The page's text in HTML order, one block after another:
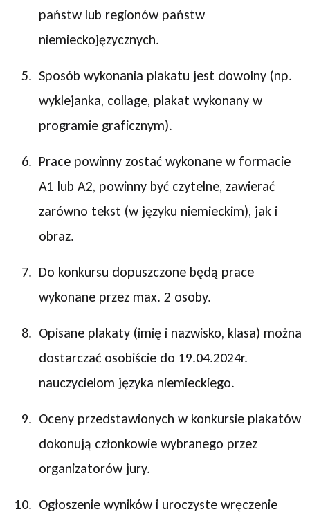
państw lub regionów państw
niemieckojęzycznych.
Sposób wykonania plakatu jest dowolny (np.
wyklejanka, collage, plakat wykonany w
programie graficznym).
Prace powinny zostać wykonane w formacie
A1 lub A2, powinny być czytelne, zawierać
zarówno tekst (w języku niemieckim), jak i
obraz.
Do konkursu dopuszczone będą prace
wykonane przez max. 2 osoby.
Opisane plakaty (imię i nazwisko, klasa) można
dostarczać osobiście do 19.04.2024r.
nauczycielom języka niemieckiego.
Oceny przedstawionych w konkursie plakatów
dokonują członkowie wybranego przez
organizatorów jury.
Ogłoszenie wyników i uroczyste wręczenie